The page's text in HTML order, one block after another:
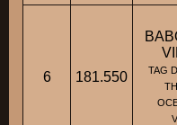
6 181.550
TAG